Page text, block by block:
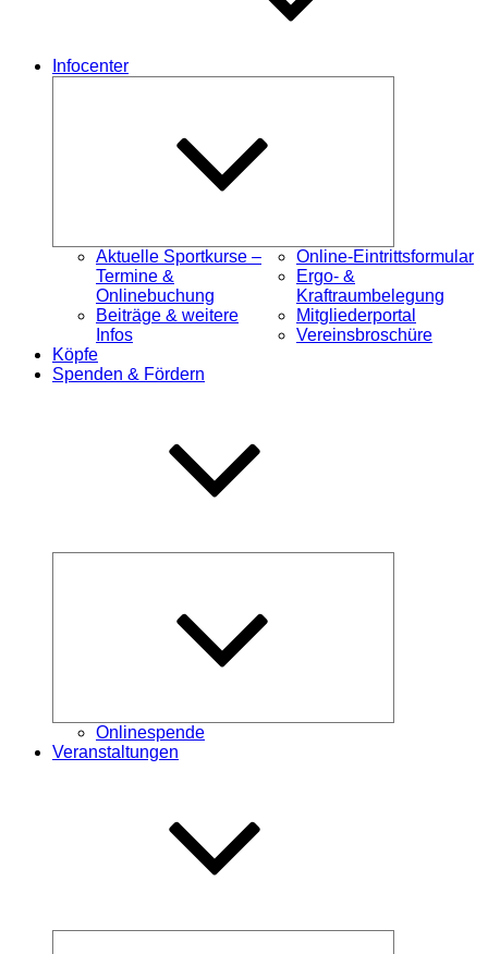
Infocenter
Aktuelle Sportkurse –
Termine &
Onlinebuchung
Beiträge & weitere
Infos
Online-Eintrittsformular
Ergo- &
Kraftraumbelegung
Mitgliederportal
Vereinsbroschüre
Köpfe
Spenden & Fördern
Onlinespende
Veranstaltungen